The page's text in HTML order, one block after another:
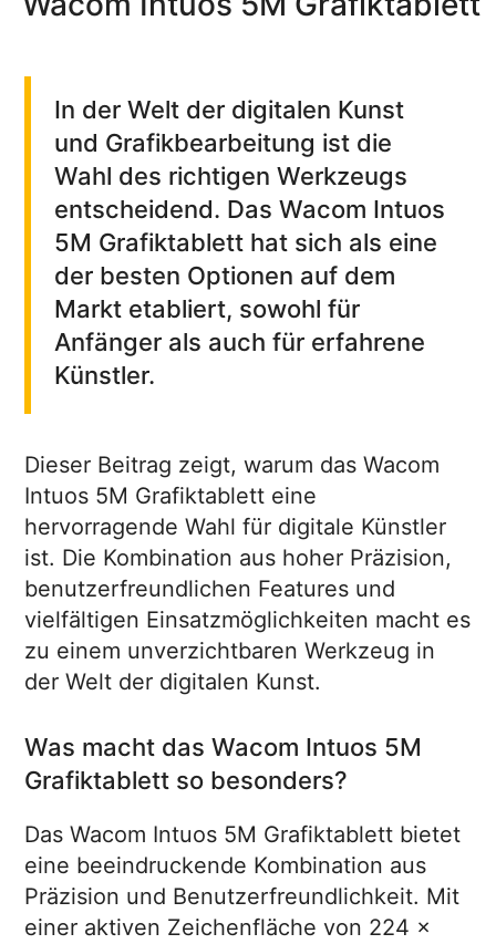
In der Welt der digitalen Kunst
und Grafikbearbeitung ist die
Wahl des richtigen Werkzeugs
entscheidend. Das Wacom Intuos
5M Grafiktablett hat sich als eine
der besten Optionen auf dem
Markt etabliert, sowohl für
Anfänger als auch für erfahrene
Künstler.
Dieser Beitrag zeigt, warum das Wacom
Intuos 5M Grafiktablett eine
hervorragende Wahl für digitale Künstler
ist. Die Kombination aus hoher Präzision,
benutzerfreundlichen Features und
vielfältigen Einsatzmöglichkeiten macht es
zu einem unverzichtbaren Werkzeug in
der Welt der digitalen Kunst.
Was macht das Wacom Intuos 5M
Grafiktablett so besonders?
Das Wacom Intuos 5M Grafiktablett bietet
eine beeindruckende Kombination aus
Präzision und Benutzerfreundlichkeit. Mit
einer aktiven Zeichenfläche von 224 x